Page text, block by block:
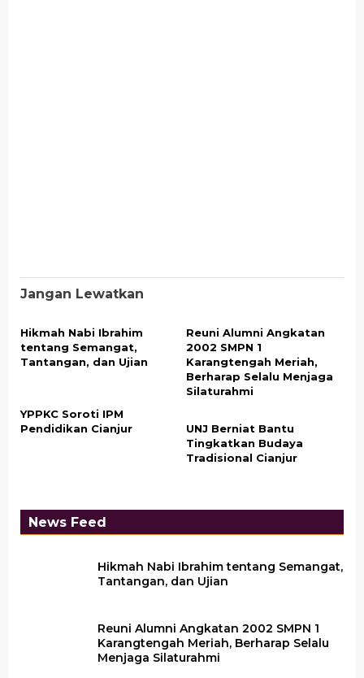
Jangan Lewatkan
Hikmah Nabi Ibrahim
tentang Semangat,
Tantangan, dan Ujian
Reuni Alumni Angkatan
2002 SMPN 1
Karangtengah Meriah,
Berharap Selalu Menjaga
Silaturahmi
YPPKC Soroti IPM
Pendidikan Cianjur
UNJ Berniat Bantu
Tingkatkan Budaya
Tradisional Cianjur
News Feed
Hikmah Nabi Ibrahim tentang Semangat,
Tantangan, dan Ujian
Reuni Alumni Angkatan 2002 SMPN 1
Karangtengah Meriah, Berharap Selalu
Menjaga Silaturahmi